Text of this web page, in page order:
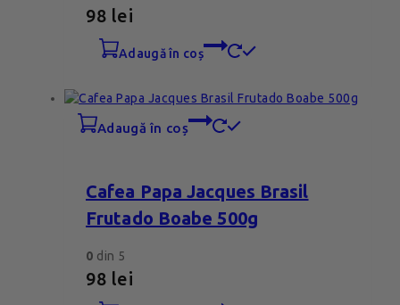
98 lei
adaugă în coș
adaugă în coș
Cafea Papa Jacques Brasil
Frutado Boabe 500g
0 din 5
98 lei